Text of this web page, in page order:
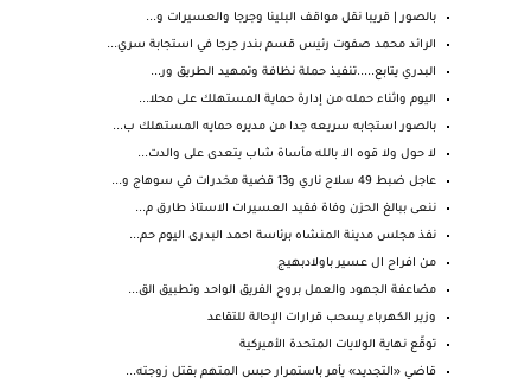
بالصور | قريبا نقل مواقف البلينا وجرجا والعسيرات و...
الرائد محمد صفوت رئيس قسم بندر جرجا في استجابة سري...
البدري يتابع.....تنفيذ حملة نظافة وتمهيد الطريق ور...
اليوم واثناء حمله من إدارة حماية المستهلك على محلا...
بالصور استجابه سريعه جدا من مديره حمايه المستهلك ب...
لا حول ولا قوه الا بالله مأساة شاب يتعدى على والدت...
عاجل ضبط 49 سلاح ناري و13 قضية مخدرات في سوهاج و...
ننعى ببالغ الحزن وفاة فقيد العسيرات الاستاذ طارق م...
نفذ مجلس مدينة المنشاه برئاسة احمد البدرى اليوم حم...
من افراح ال عسير باولادبهيج
مضاعفة الجهود والعمل بروح الفريق الواحد وتطبيق الق...
وزير الكهرباء يسحب قرارات الإحالة للتقاعد
توقّع نهاية الولايات المتحدة الأميركية
قاضي «التجديد» يأمر باستمرار حبس المتهم بقتل زوجته...